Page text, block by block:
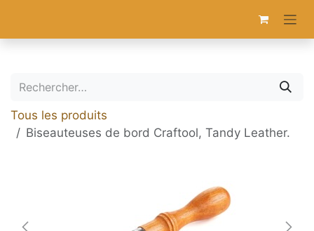
Tous les produits
Biseauteuses de bord Craftool, Tandy Leather.